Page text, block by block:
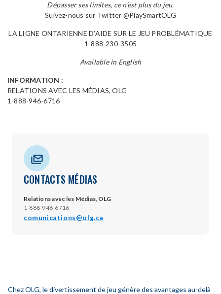
Dépasser ses limites, ce n’est plus du jeu.
Suivez-nous sur Twitter @PlaySmartOLG
LA LIGNE ONTARIENNE D’AIDE SUR LE JEU PROBLÉMATIQUE
1-888-230-3505
Available in English
INFORMATION :
RELATIONS AVEC LES MÉDIAS, OLG
1-888-946-6716
CONTACTS MÉDIAS
Relations avec les Médias, OLG
1-888-946-6716
comunications@olg.ca
Chez OLG, le divertissement de jeu génère des avantages au-delà